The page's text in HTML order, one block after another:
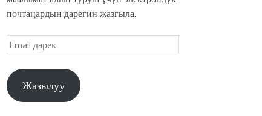
почтаңардын дарегин жазгыла.
Жазылуу